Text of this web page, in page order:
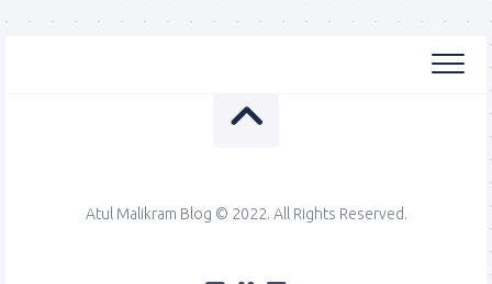
Atul Malikram Blog © 2022. All Rights Reserved.